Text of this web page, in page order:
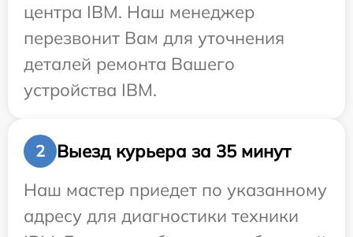
центра IBM. Наш менеджер
перезвонит Вам для уточнения
деталей ремонта Вашего
устройства IBM.
2
Выезд курьера за 35 минут
Наш мастер приедет по указанному
адресу для диагностики техники